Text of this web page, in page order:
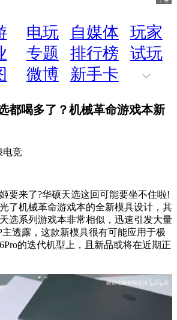
电玩 自媒体
玩家
专题 排行榜
试玩
微博 新手卡
都喝多了？机械革命游戏本新
电竞
来了?华硕天选这回可能要坐不住啦!
了机械革命游戏本的全新模具设计，其
选系列游戏本非常相似，迅速引发大量
透露，这款新模具很有可能应用于极
的迭代机型上，且新品或将在近期正